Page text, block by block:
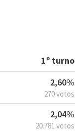
1º turno
2,60%
270 votos
2,04%
20.781 votos